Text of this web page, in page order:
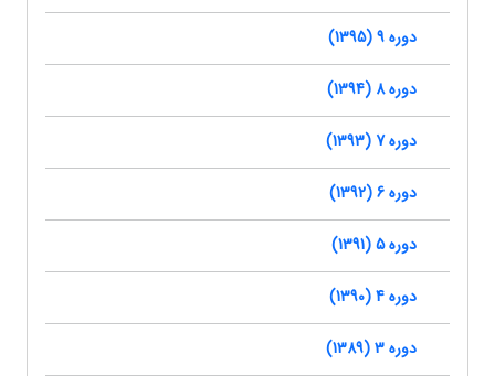
دوره 9 (1395)
دوره 8 (1394)
دوره 7 (1393)
دوره 6 (1392)
دوره 5 (1391)
دوره 4 (1390)
دوره 3 (1389)